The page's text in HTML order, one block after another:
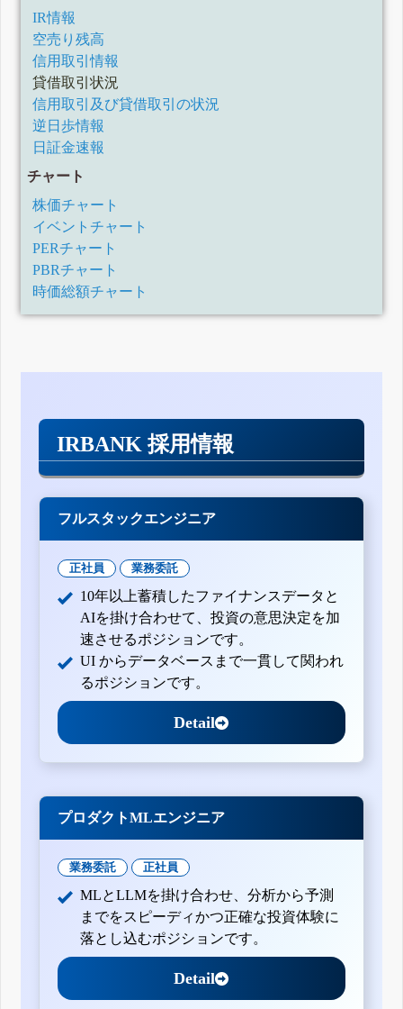
IR情報
空売り残高
信用取引情報
貸借取引状況
信用取引及び貸借取引の状況
逆日歩情報
日証金速報
チャート
株価チャート
イベントチャート
PERチャート
PBRチャート
時価総額チャート
IRBANK 採用情報
フルスタックエンジニア
正社員 業務委託
10年以上蓄積したファイナンスデータと
AIを掛け合わせて、投資の意思決定を加
速させるポジションです。
UI からデータベースまで一貫して関われ
るポジションです。
Detail
プロダクトMLエンジニア
業務委託 正社員
MLとLLMを掛け合わせ、分析から予測
までをスピーディかつ正確な投資体験に
落とし込むポジションです。
Detail